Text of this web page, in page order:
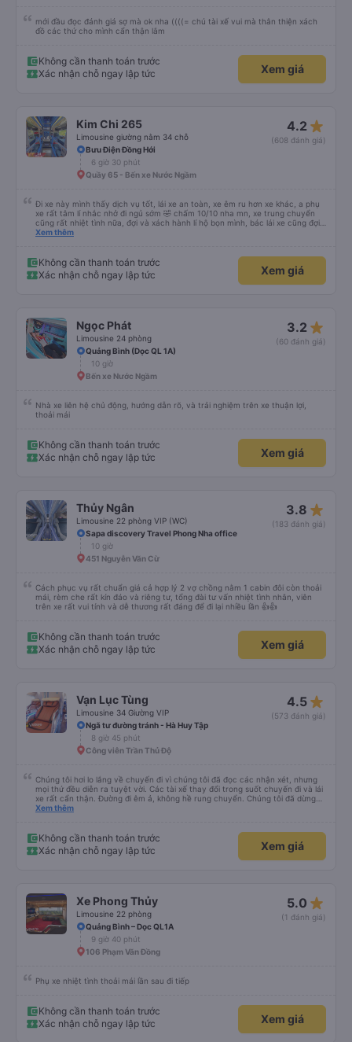
mới đầu đọc đánh giá sợ mà ok nha ((((= chú tài xế vui mà thân thiện xách
đồ các thứ cho mình cẩn thận lắm
Không cần thanh toán trước
Xác nhận chỗ ngay lập tức
Xem giá
Kim Chi 265
Limousine giường nằm 34 chỗ
4.2 star_rate
(608 đánh giá)
Bưu Điện Đồng Hới
6 giờ 30 phút
Quầy 65 - Bến xe Nước Ngầm
Đi xe này mình thấy dịch vụ tốt, lái xe an toàn, xe êm ru hơn xe khác, a phụ
xe rất tâm lí nhắc nhở đi ngủ sớm 🤣 chấm 10/10 nha mn, xe trung chuyển
cũng rất nhiệt tình nữa, đợi và xách hành lí hộ bọn mình, bác lái xe cũng đợi
mn đi vệ sinh xong mới đi chứ ko vội vàng mắng khách như xe khác, nên đi
thấy thế
Xem thêm
Không cần thanh toán trước
Xác nhận chỗ ngay lập tức
Xem giá
Ngọc Phát
Limousine 24 phòng
3.2 star_rate
(60 đánh giá)
Quảng Bình (Dọc QL 1A)
10 giờ
Bến xe Nước Ngầm
Nhà xe liên hệ chủ động, hướng dẫn rõ, và trải nghiệm trên xe thuận lợi,
thoải mái
Không cần thanh toán trước
Xác nhận chỗ ngay lập tức
Xem giá
Thủy Ngân
Limousine 22 phòng VIP (WC)
3.8 star_rate
(183 đánh giá)
Sapa discovery Travel Phong Nha office
10 giờ
451 Nguyễn Văn Cừ
Cách phục vụ rất chuẩn giá cả hợp lý 2 vợ chồng nằm 1 cabin đôi còn thoải
mái, rèm che rất kín đáo và riêng tư, tổng đài tư vấn nhiệt tình nhân, viên
trên xe rất vui tính và dễ thương rất đáng để đi lại nhiều lần 👍👍
Không cần thanh toán trước
Xác nhận chỗ ngay lập tức
Xem giá
Vạn Lục Tùng
Limousine 34 Giường VIP
4.5 star_rate
(573 đánh giá)
Ngã tư đường tránh - Hà Huy Tập
8 giờ 45 phút
Công viên Trần Thủ Độ
Chúng tôi hơi lo lắng về chuyến đi vì chúng tôi đã đọc các nhận xét, nhưng
mọi thứ đều diễn ra tuyệt vời. Các tài xế thay đổi trong suốt chuyến đi và lái
xe rất cẩn thận. Đường đi êm ả, không hề rung chuyển. Chúng tôi đã dừng
đủ số lần để đi vệ sinh và dừng lại để ăn tối. Nhìn chung, ghế ngồi có thể hơi
Xem thêm
Không cần thanh toán trước
Xác nhận chỗ ngay lập tức
Xem giá
Xe Phong Thủy
Limousine 22 phòng
5.0 star_rate
(1 đánh giá)
Quảng Bình – Dọc QL1A
9 giờ 40 phút
106 Phạm Văn Đồng
Phụ xe nhiệt tình thoải mái lần sau đi tiếp
Không cần thanh toán trước
Xác nhận chỗ ngay lập tức
Xem giá